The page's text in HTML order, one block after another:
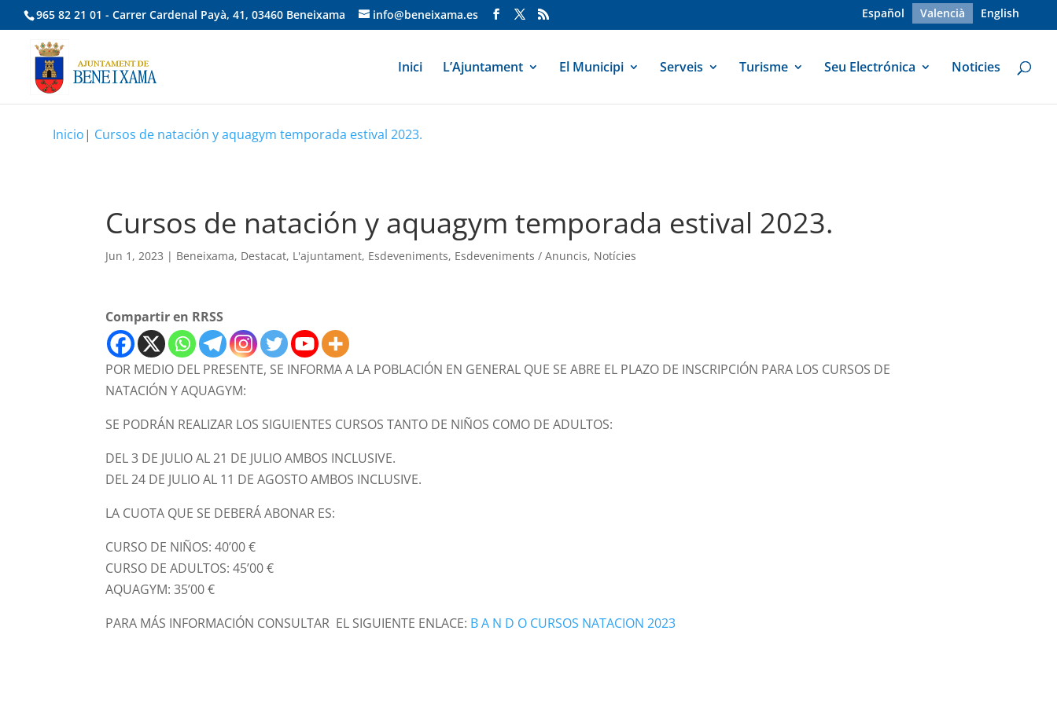
965 82 21 01 - Carrer Cardenal Payà, 41, 03460 Beneixama info@beneixama.es Español Valencià English
Inici L’Ajuntament El Municipi Serveis Turisme Seu Electrónica Noticies
Inicio| Cursos de natación y aquagym temporada estival 2023.
Cursos de natación y aquagym temporada estival 2023.
Jun 1, 2023 | Beneixama, Destacat, L'ajuntament, Esdeveniments, Esdeveniments / Anuncis, Notícies
Compartir en RRSS
POR MEDIO DEL PRESENTE, SE INFORMA A LA POBLACIÓN EN GENERAL QUE SE ABRE EL PLAZO DE INSCRIPCIÓN PARA LOS CURSOS DE
NATACIÓN Y AQUAGYM:
SE PODRÁN REALIZAR LOS SIGUIENTES CURSOS TANTO DE NIÑOS COMO DE ADULTOS:
DEL 3 DE JULIO AL 21 DE JULIO AMBOS INCLUSIVE.
DEL 24 DE JULIO AL 11 DE AGOSTO AMBOS INCLUSIVE.
LA CUOTA QUE SE DEBERÁ ABONAR ES:
CURSO DE NIÑOS: 40’00 €
CURSO DE ADULTOS: 45’00 €
AQUAGYM: 35’00 €
PARA MÁS INFORMACIÓN CONSULTAR EL SIGUIENTE ENLACE: B A N D O CURSOS NATACION 2023